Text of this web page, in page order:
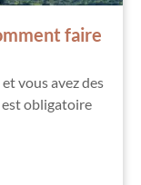
faire
vous avez des
obligatoire